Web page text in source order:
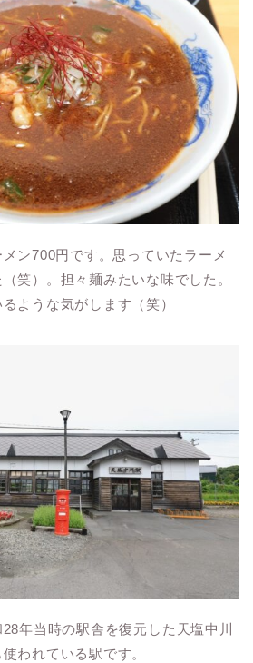
メン700円です。思っていたラーメ
笑）。担々麺みたいな味でした。
ような気がします（笑）
28年当時の駅舎を復元した 天塩中川
われている駅です。